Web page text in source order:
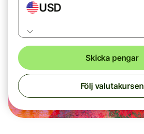
USD
Skicka pengar
Följ valutakursen